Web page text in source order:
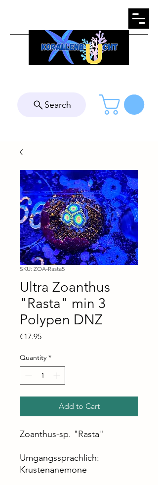
Search
SKU: ZOA-Rasta5
Ultra Zoanthus
"Rasta" min 3
Polypen DNZ
€17.95Price
Quantity *
Add to Cart
Zoanthus-sp. "Rasta"
Umgangssprachlich:
Krustenanemone